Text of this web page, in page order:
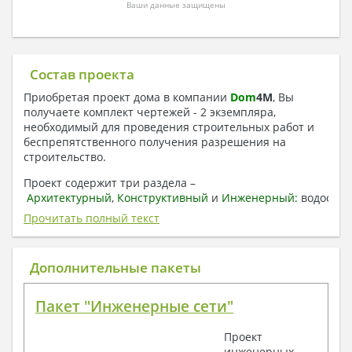
Ваши данные защищены
Состав проекта
Приобретая проект дома в компании Dom4M, Вы
получаете комплект чертежей - 2 экземпляра,
необходимый для проведения строительных работ и
беспрепятственного получения разрешения на
строительство.
Проект содержит три раздела –
Архитектурный, Конструктивный и Инженерный:
отопление, вентиляция, канализация,
электроснабжение (приобретается за дополнительную
плату) + Пояснительная записка.
1. Архитектурный раздел:
План координационных осей
Поэтажные маркировочные планы с
Прочитать полный текст
Дополнительные пакеты
Пакет "Инженерные сети"
Проект